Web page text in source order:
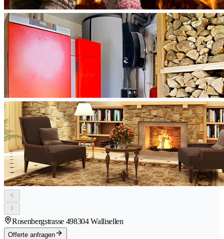
Rosenbergstrasse 498304 Wallisellen
Offerte anfragen